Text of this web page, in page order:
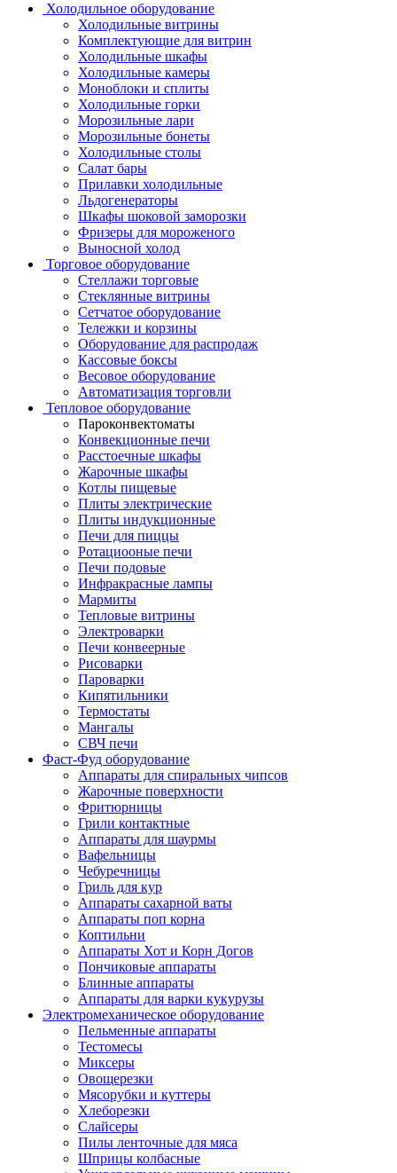
Холодильное оборудование
Холодильные витрины
Комплектующие для витрин
Холодильные шкафы
Холодильные камеры
Моноблоки и сплиты
Холодильные горки
Морозильные лари
Морозильные бонеты
Холодильные столы
Салат бары
Прилавки холодильные
Льдогенераторы
Шкафы шоковой заморозки
Фризеры для мороженого
Выносной холод
Торговое оборудование
Стеллажи торговые
Стеклянные витрины
Сетчатое оборудование
Тележки и корзины
Оборудование для распродаж
Кассовые боксы
Весовое оборудование
Автоматизация торговли
Тепловое оборудование
Пароконвектоматы
Конвекционные печи
Расстоечные шкафы
Жарочные шкафы
Котлы пищевые
Плиты электрические
Плиты индукционные
Печи для пиццы
Ротациооные печи
Печи подовые
Инфракрасные лампы
Мармиты
Тепловые витрины
Электроварки
Печи конвеерные
Рисоварки
Пароварки
Кипятильники
Термостаты
Мангалы
СВЧ печи
Фаст-Фуд оборудование
Аппараты для спиральных чипсов
Жарочные поверхности
Фритюрницы
Грили контактные
Аппараты для шаурмы
Вафельницы
Чебуречницы
Гриль для кур
Аппараты сахарной ваты
Аппараты поп корна
Коптильни
Аппараты Хот и Корн Догов
Пончиковые аппараты
Блинные аппараты
Аппараты для варки кукурузы
Электромеханическое оборудование
Пельменные аппараты
Тестомесы
Миксеры
Овощерезки
Мясорубки и куттеры
Хлеборезки
Слайсеры
Пилы ленточные для мяса
Шприцы колбасные